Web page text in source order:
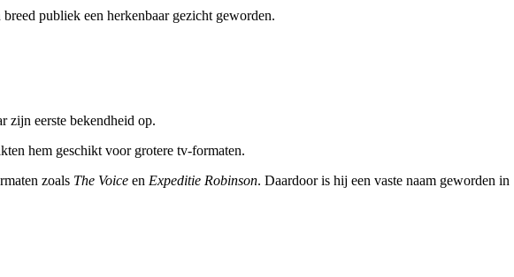
publiek een herkenbaar gezicht geworden.
zijn eerste bekendheid op.
hem geschikt voor grotere tv-formaten.
zoals The Voice en Expeditie Robinson. Daardoor is hij een vaste naam geworden in